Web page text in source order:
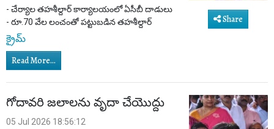
- చేర్యాల తహశీల్దార్ కార్యాలయంలో ఏసీబీ దాడులు
- రూ.70 వేల లంచంతో పట్టుబడిన తహశీల్దార్
క్రైమ్
Read More...
Share
గోదావరి జలాలను వృదా చేయొద్దు
05 Jul 2026 18:56:12